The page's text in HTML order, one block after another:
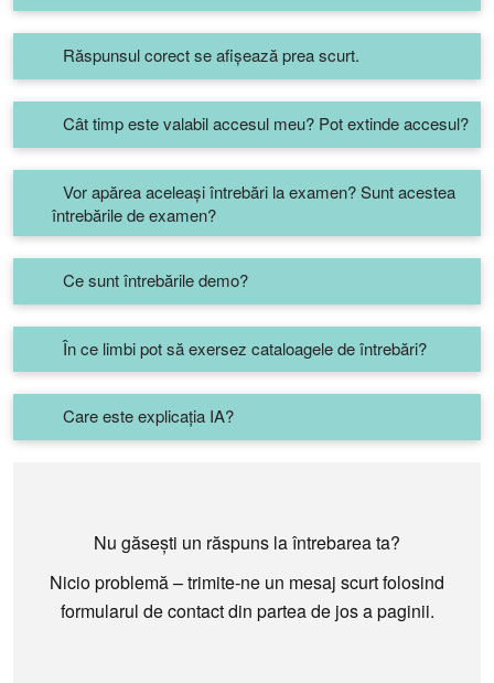
Răspunsul corect se afișează prea scurt.
Cât timp este valabil accesul meu? Pot extinde accesul?
Vor apărea aceleași întrebări la examen? Sunt acestea
întrebările de examen?
Ce sunt întrebările demo?
În ce limbi pot să exersez cataloagele de întrebări?
Care este explicația IA?
Nu găsești un răspuns la întrebarea ta?
Nicio problemă – trimite-ne un mesaj scurt folosind
formularul de contact din partea de jos a paginii.